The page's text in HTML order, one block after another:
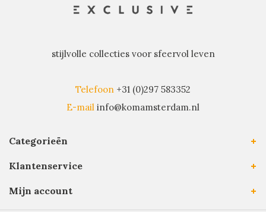
stijlvolle collecties voor sfeervol leven
Telefoon +31 (0)297 583352
E-mail info@komamsterdam.nl
Categorieën
Klantenservice
Mijn account